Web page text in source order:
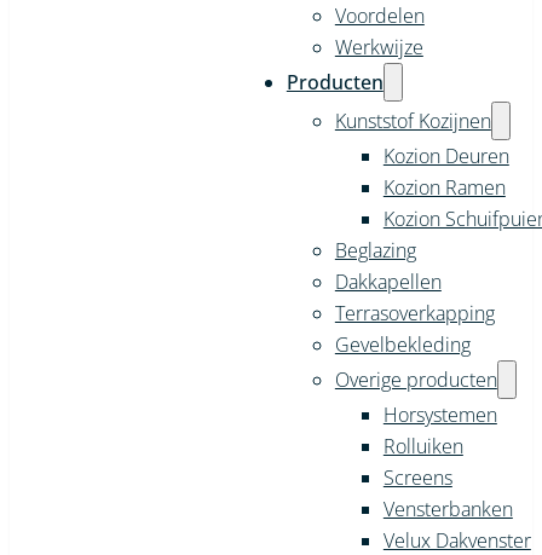
Voordelen
Werkwijze
Producten
Kunststof Kozijnen
Kozion Deuren
Kozion Ramen
Kozion
Beglazing
Dakkapellen
Terrasoverkapping
Gevelbekleding
Overige producten
Horsystemen
Rolluiken
Screens
Vensterbanken
Velux Dakvenster